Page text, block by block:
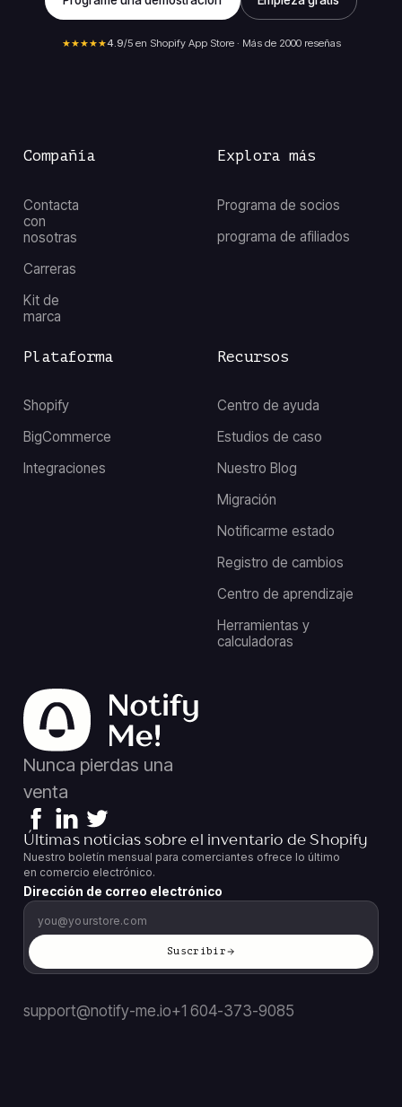
★★★★★4.9/5 en Shopify App Store · Más de 2000 reseñas
Compañía
Contacta
con
nosotras
Carreras
Kit de
marca
Recursos
Centro de ayuda
Estudios de caso
Nuestro Blog
Migración
Notificarme estado
Registro de cambios
Centro de aprendizaje
Herramientas y
calculadoras
Explora más
Programa de socios
programa de afiliados
Plataforma
Shopify
BigCommerce
Integraciones
Nunca pierdas una
venta
Últimas noticias sobre el inventario de Shopify
Nuestro boletín mensual para comerciantes ofrece lo último
en comercio electrónico.
Dirección de correo electrónico
Suscribir
support@notify-me.io+1 604-373-9085